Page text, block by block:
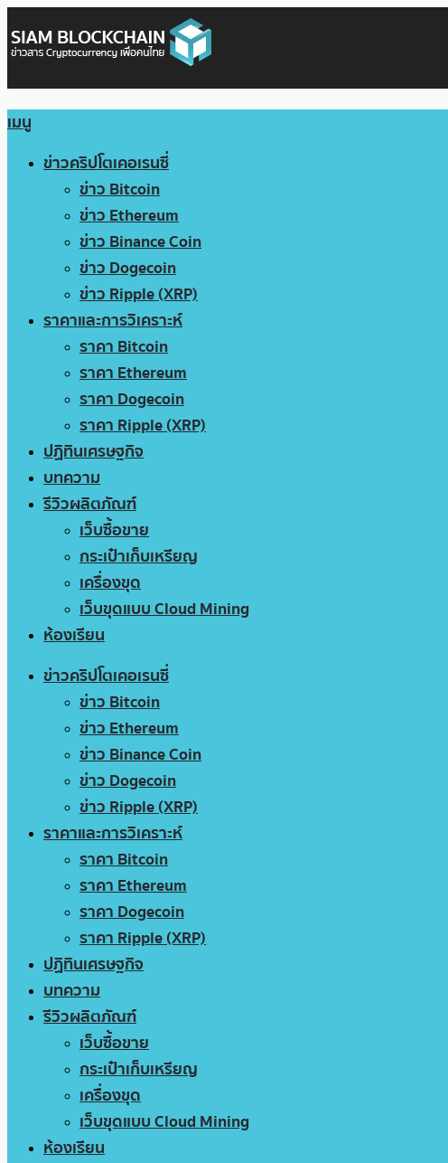
เมนู
ข่าวคริปโตเคอเรนซี่
ข่าว Bitcoin
ข่าว Ethereum
ข่าว Binance Coin
ข่าว Dogecoin
ข่าว Ripple (XRP)
ราคาและการวิเคราะห์
ราคา Bitcoin
ราคา Ethereum
ราคา Dogecoin
ราคา Ripple (XRP)
ปฏิทินเศรษฐกิจ
บทความ
รีวิวผลิตภัณฑ์
เว็บซื้อขาย
กระเป๋าเก็บเหรียญ
เครื่องขุด
เว็บขุดแบบ Cloud Mining
ห้องเรียน
ข่าวคริปโตเคอเรนซี่
ข่าว Bitcoin
ข่าว Ethereum
ข่าว Binance Coin
ข่าว Dogecoin
ข่าว Ripple (XRP)
ราคาและการวิเคราะห์
ราคา Bitcoin
ราคา Ethereum
ราคา Dogecoin
ราคา Ripple (XRP)
ปฏิทินเศรษฐกิจ
บทความ
รีวิวผลิตภัณฑ์
เว็บซื้อขาย
กระเป๋าเก็บเหรียญ
เครื่องขุด
เว็บขุดแบบ Cloud Mining
ห้องเรียน